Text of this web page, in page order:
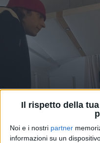
Il rispetto della
Noi e i nostri partner
informazioni su un
IL RITORNO 24 gen 2025